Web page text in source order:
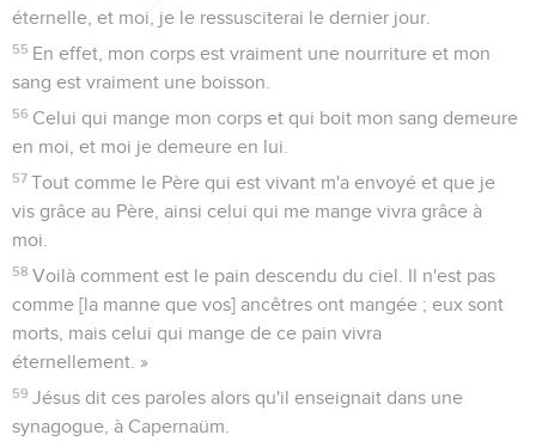
éternelle, et moi, je le ressusciterai le dernier jour.
55 En effet, mon corps est vraiment une nourriture et mon
sang est vraiment une boisson.
56 Celui qui mange mon corps et qui boit mon sang demeure
en moi, et moi je demeure en lui.
57 Tout comme le Père qui est vivant m'a envoyé et que je
vis grâce au Père, ainsi celui qui me mange vivra grâce à
moi.
58 Voilà comment est le pain descendu du ciel. Il n'est pas
comme [la manne que vos] ancêtres ont mangée ; eux sont
morts, mais celui qui mange de ce pain vivra
éternellement. »
59 Jésus dit ces paroles alors qu'il enseignait dans une
synagogue, à Capernaüm.